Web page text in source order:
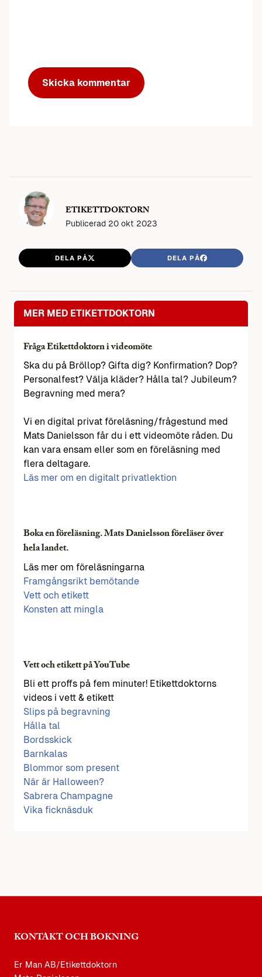
ETIKETTDOKTORN
Publicerad 20 okt 2023
DELA PÅ DELA PÅ
MER MED ETIKETTDOKTORN
Fråga Etikettdoktorn i videomöte
Ska du på Bröllop? Gifta dig? Konfirmation? Dop?
Personalfest? Välja kläder? Hålla tal? Jubileum?
Begravning med mera?
Vi en digital privat föreläsning/frågestund med
Mats Danielsson får du i ett videomöte råden. Du
kan vara ensam eller som en föreläsning med
flera deltagare.
Läs mer om en digitalt privatlektion
Boka en föreläsning. Mats Danielsson föreläser över
hela landet.
Läs mer om föreläsningarna
Framgångsrikt bemötande
Vett och etikett
Konsten att mingla
Vett och etikett på YouTube
Bli ett proffs på fem minuter! Etikettdoktorns
videos i vett & etikett
Slips på begravning
Hålla tal
Bordsskick
Barnkalas
Blommor som present
När är Halloween?
Sabrera Champagne
Vika ficknäsduk
KONTAKT OCH BOKNING
Er Man AB/Etikettdoktorn